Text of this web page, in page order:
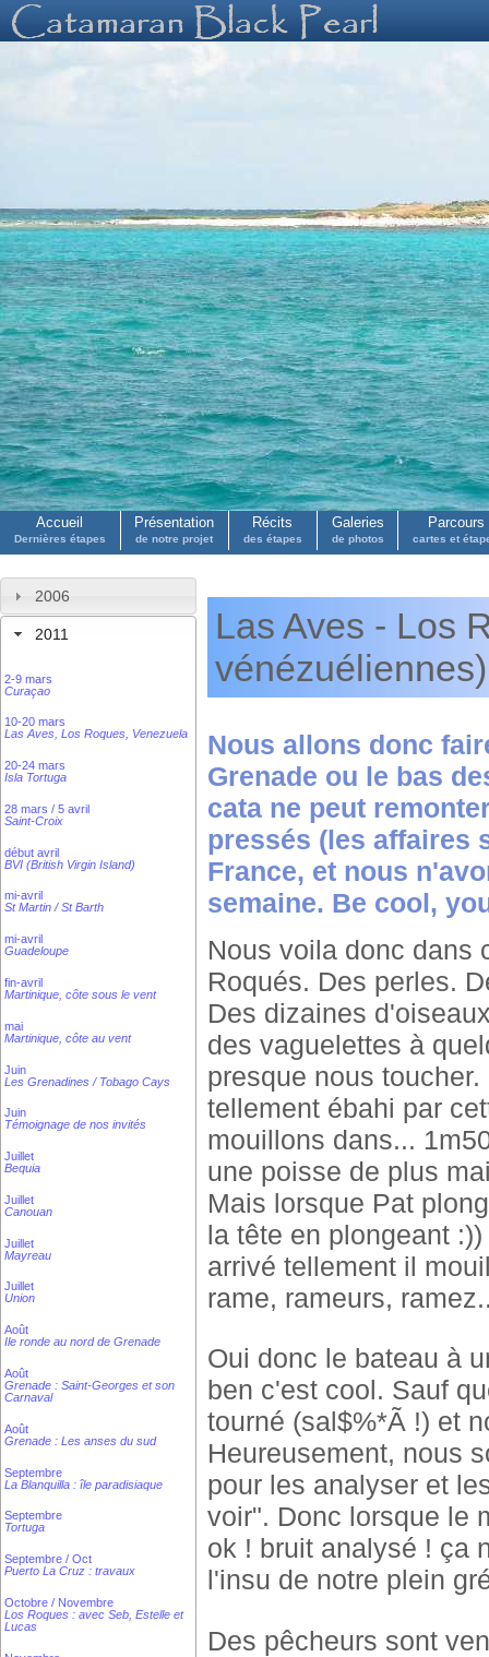
Accueil
Dernières étapes
Présentation
de notre projet
Récits
des étapes
Galeries
de photos
Parcours
cartes et
2006
2011
2-9 mars
Curaçao
10-20 mars
Las Aves, Los Roques, Venezuela
20-24 mars
Isla Tortuga
28 mars / 5 avril
Saint-Croix
début avril
BVI (British Virgin Island)
mi-avril
St Martin / St Barth
mi-avril
Guadeloupe
fin-avril
Martinique, côte sous le vent
mai
Martinique, côte au vent
Juin
Les Grenadines / Tobago Cays
Juin
Témoignage de nos invités
Juillet
Bequia
Juillet
Canouan
Juillet
Mayreau
Juillet
Union
Août
Ile ronde au nord de Grenade
Août
Grenade : Saint-Georges et son
Carnaval
Août
Grenade : Les anses du sud
Septembre
La Blanquilla : île paradisiaque
Septembre
Tortuga
Septembre / Oct
Puerto La Cruz : travaux
Octobre / Novembre
Los Roques : avec Seb, Estelle et
Lucas
Las Aves - Los
vénézuéliennes)
Nous allons donc
Grenade ou le bas
cata ne peut
pressés (les affaires
France, et nous
semaine. Be cool,
Nous voila donc dans
Roqués. Des perles.
Des dizaines
des vaguelettes à
presque nous
tellement ébahi par
mouillons dans...
une poisse de plus
Mais lorsque Pat
la tête en plongeant
arrivé tellement il
rame, rameurs,
Oui donc le bateau à
ben c'est cool. Sauf
tourné (sal$%*Ã !) et
Heureusement, nous
pour les analyser et
voir". Donc lorsque le
ok ! bruit analysé ! ça
l'insu de notre plein
Des pêcheurs sont